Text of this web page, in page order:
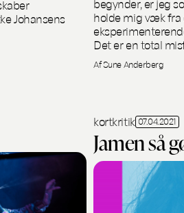
Johansens
holde mig væk fra
Det er en total
Af Sune Anderberg
kortkritik 07.04.2021
Jamen så